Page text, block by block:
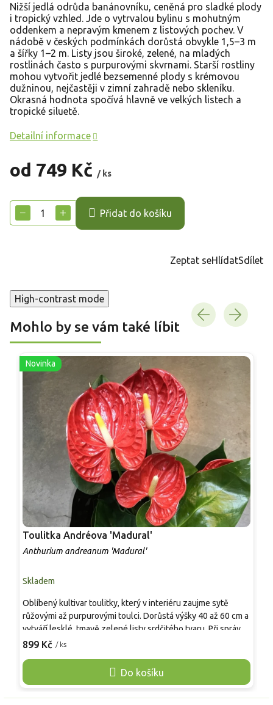
od 749 Kč / ks
cena:
+
− Přidat do košíku
Nižší jedlá odrůda banánovníku, ceněná pro sladké plody
i tropický vzhled. Jde o vytrvalou bylinu s mohutným
oddenkem a nepravým kmenem z listových pochev. V
nádobě v českých podmínkách dorůstá obvykle 1,5–3 m
a šířky 1–2 m. Listy jsou široké, zelené, na mladých
rostlinách často s purpurovými skvrnami. Starší rostliny
mohou vytvořit jedlé bezsemenné plody s krémovou
dužninou, nejčastěji v zimní zahradě nebo skleníku.
Okrasná hodnota spočívá hlavně ve velkých listech a
tropické siluetě.
Detailní informace
Zeptat seHlídatSdílet
High-contrast mode
Mohlo by se vám také líbit
Novinka
Toulitka Andréova 'Madural'
Anthurium andreanum 'Madural'
Skladem
899 Kč / ks
Do košíku
Oblíbený kultivar toulitky, který v interiéru zaujme sytě
růžovými až purpurovými toulci. Dorůstá výšky 40 až 60 cm a
vytváří lesklé, tmavě zelené listy srdčitého tvaru. Při správné
péči kvete téměř celoročně, což z ní činí atraktivní
pravidelnou zálivku. Upozorňujeme, že rostlina obsahuje
dráždivé látky, proto ji umístěte mimo dosah dětí a domácích